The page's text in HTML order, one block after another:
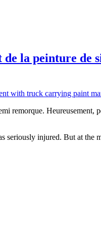
la peinture de
remorque. Heureusement,
injured. But at the